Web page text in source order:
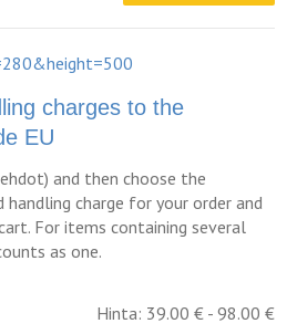
charges to the
EU
and then choose the
charge for your order and
For items containing several
as one.
Hinta: 39.00 € - 98.00 €